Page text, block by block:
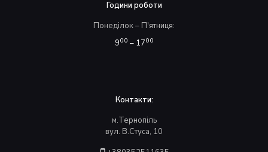
Години роботи
Понеділок – П'ятниця:
900 – 1700
Контакти:
м.Тернопіль
вул. В.Стуса, 10